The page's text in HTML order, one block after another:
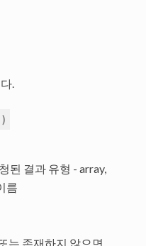
.
)
된 결과 유형 - array,
름
는 존재하지 않으면